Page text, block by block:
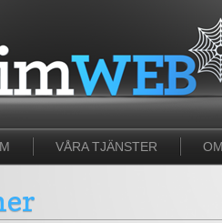
VÅRA TJÄNSTER